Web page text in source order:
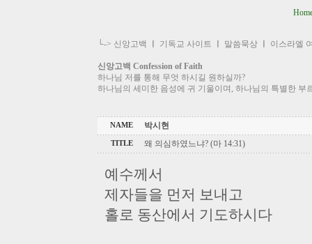
└-> 신앙고백 기독교 사이트 말씀묵상 이스라엘
신앙고백 Confession of Faith
하나님 저를 통해 무엇 하시길 원하실까?
하나님의 세미한 음성에 귀 기울이며, 하나님의 특별한 부
NAME 박시현
TITLE 왜 의심하였느냐? (마 14:31)
예수께서
제자들을 먼저 보내고
홀로 동산에서 기도하시다